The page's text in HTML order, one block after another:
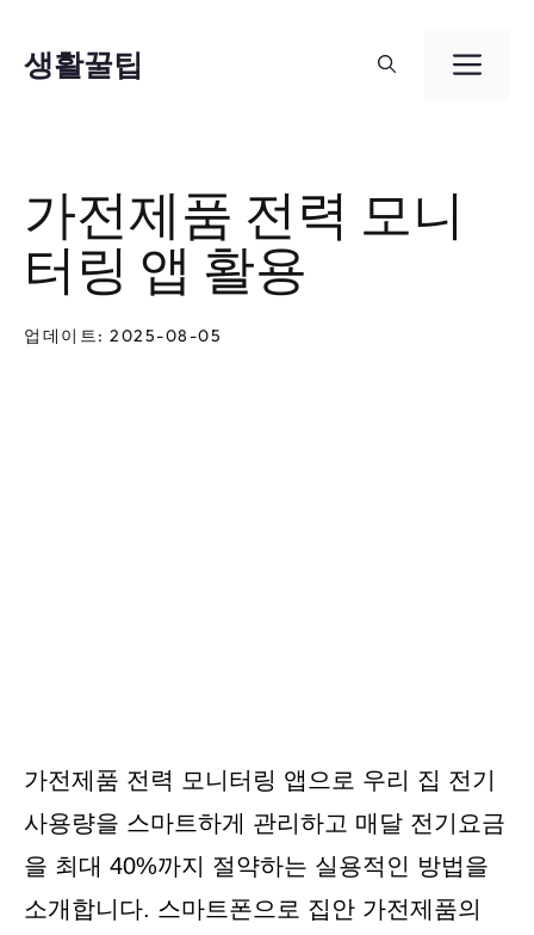
생활꿀팁
메
가전제품 전력 모니
터링 앱 활용
업데이트: 2025-08-05
가전제품 전력 모니터링 앱으로 우리 집 전기
사용량을 스마트하게 관리하고 매달 전기요금
을 최대 40%까지 절약하는 실용적인 방법을
소개합니다. 스마트폰으로 집안 가전제품의